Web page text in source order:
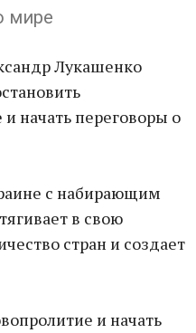
мире
Лукашенко
начать переговоры о
с набирающим
в свою
стран и создает
и начать